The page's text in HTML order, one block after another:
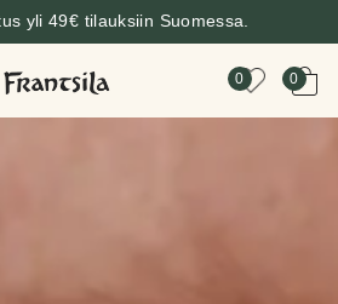
yli 49€ tilauksiin Suomessa.
0 0